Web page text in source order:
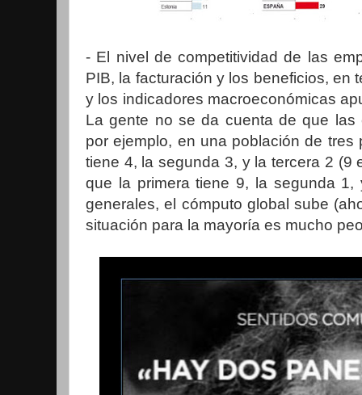
- El nivel de competitividad de las
PIB, la facturación y los beneficios, en
y los indicadores macroeconómicas
La gente no se da cuenta de que las
por ejemplo, en una población de tres
tiene 4, la segunda 3, y la tercera 2 (9
que la primera tiene 9, la segunda
generales, el cómputo global sube
situación para la mayoría es mucho